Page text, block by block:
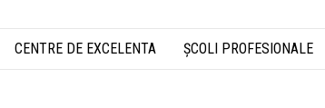
CENTRE DE EXCELENTA ȘCOLI PROFESIONALE